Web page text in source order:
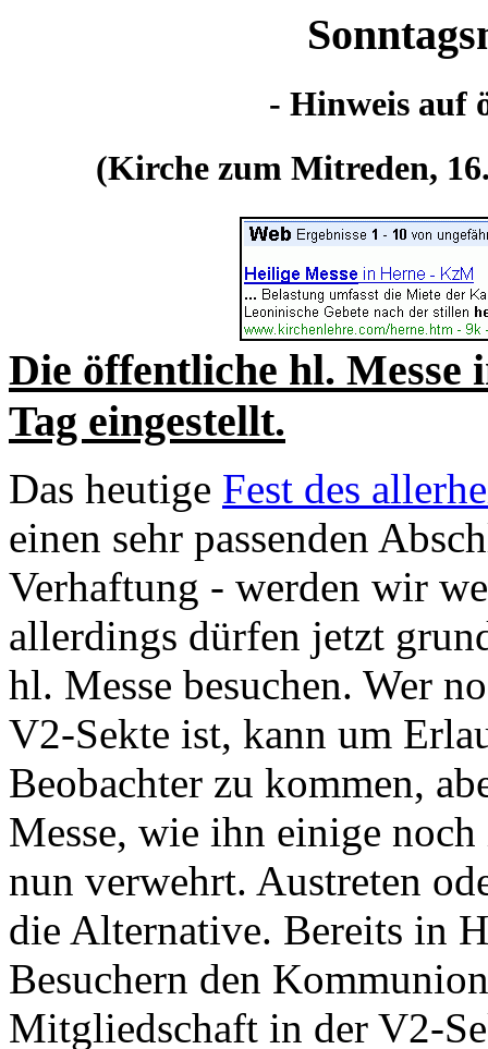
- Hinweis auf
(Kirche zum Mitreden,
Die öffentliche hl. Messe
Tag eingestellt.
Das heutige Fest des
einen sehr passenden
Verhaftung - werden wir
allerdings dürfen jetzt
hl. Messe besuchen. Wer
V2-Sekte ist, kann um
Beobachter zu kommen,
Messe, wie ihn einige
nun verwehrt. Austreten
die Alternative. Bereits in
Besuchern den
Mitgliedschaft in der V2-